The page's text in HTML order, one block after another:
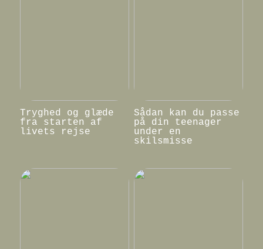
Tryghed og glæde
fra starten af
livets rejse
Sådan kan du passe
på din teenager
under en
skilsmisse